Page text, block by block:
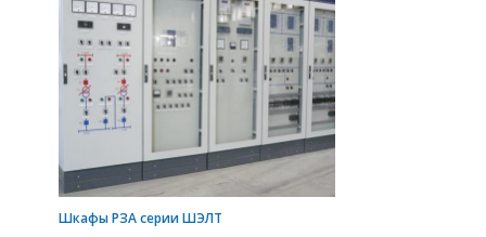
Шкафы РЗА серии ШЭЛТ